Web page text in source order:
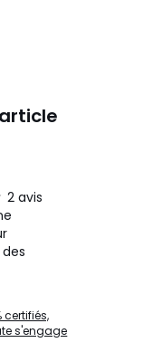
2 avis
certifiés,
s'engage